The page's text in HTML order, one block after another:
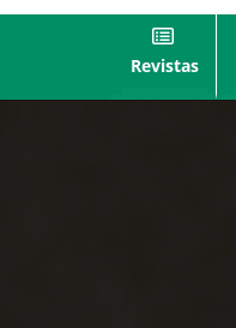
Revistas